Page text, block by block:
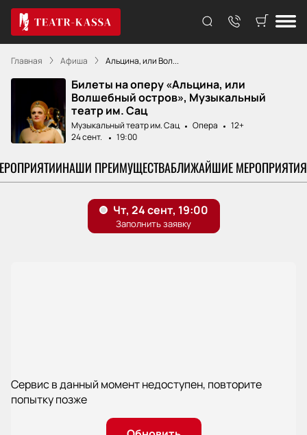
Главная Афиша Альцина, или Вол...
Билеты на оперу «Альцина, или
Волшебный остров», Музыкальный
театр им. Сац
Музыкальный театр им. Сац Опера
12+
24 сент.
19:00
НАШИ ПРЕИМУЩЕСТВАБЛИЖАЙШИЕ МЕРОПРИЯТИЯ
Сервис в данный момент недоступен, повторите
попытку позже